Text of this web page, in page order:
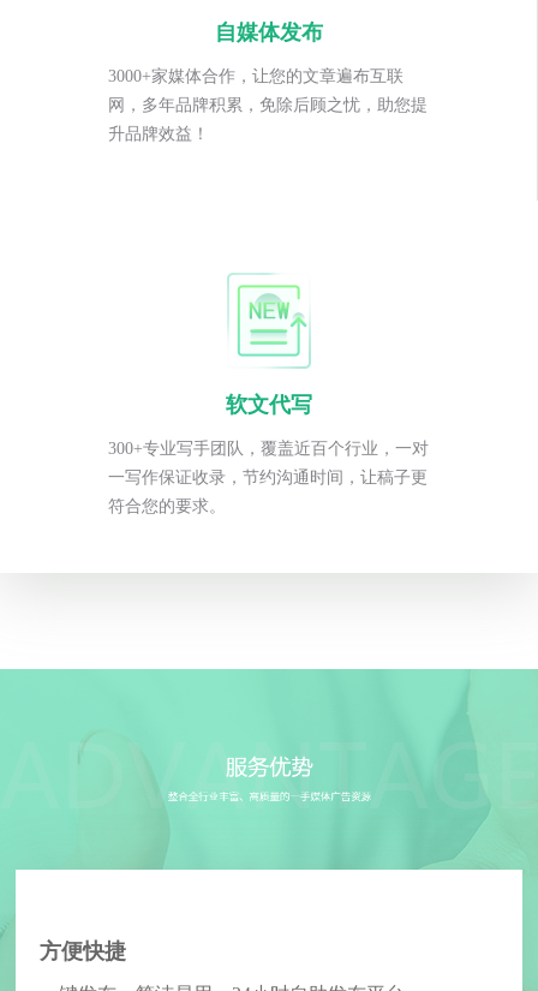
自媒体发布
3000+家媒体合作，让您的文章遍布互联
网，多年品牌积累，免除后顾之忧，助您提
升品牌效益！
软文代写
300+专业写手团队，覆盖近百个行业，一对
一写作保证收录，节约沟通时间，让稿子更
符合您的要求。
方便快捷